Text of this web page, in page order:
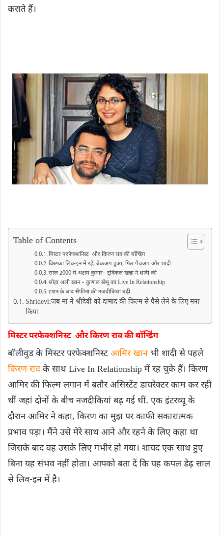
कराते हैं।
Table of Contents
मिस्टर परफेक्शनिस्ट और किरण राव की बॉन्डिंग
विरुष्का लिव-इन में रहे, ब्रेकअप हुआ​, फिर पैचअप और शादी
साल 2000 में अक्षय कुमार– ट्विंकल खन्ना ने शादी की
सोहा अली खान – कुणाल खेमू का Live In Relationship
टशन के बाद सैफीना की नजदीकियां बढ़ीं
Shridevi:जब मां ने श्रीदेवी को दामाद की फ‍िल्‍म से पैसे लेने के लिए मना
किया
मिस्टर परफेक्शनिस्ट और किरण राव की बॉन्डिंग
बॉलीवुड के मिस्टर परफेक्शनिस्टआमिर खानभी शादी से पहले
किरण रावके साथ Live In Relationship में रह चुके हैं। किरण
आमिर की फिल्म लगान में बतौर असिस्टेंट डायरेक्टर काम कर रही
थीं जहां दोनों के बीच नजदीकियां बढ़ गई थीं. एक इंटरव्यू के
दौरान आमिर ने कहा, किरण का मुझ पर काफी सकारात्मक
प्रभाव पड़ा। मैंने उसे मेरे साथ आने और रहने के लिए कहा था
जिसके बाद वह उसके लिए गंभीर हो गया। शायद एक साथ हुए
बिना यह संभव नहीं होता। आपको बता दें कि यह कपल डेढ़ साल
से लिव-इन में है।